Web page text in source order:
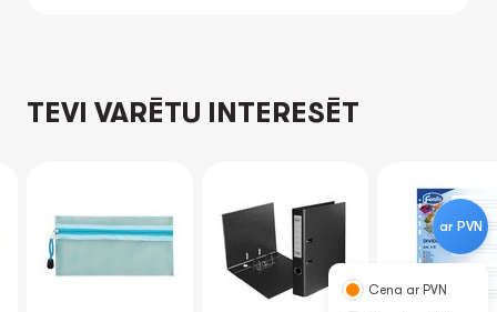
TEVI VARĒTU INTERESĒT
ar PVN
Cena ar PVN